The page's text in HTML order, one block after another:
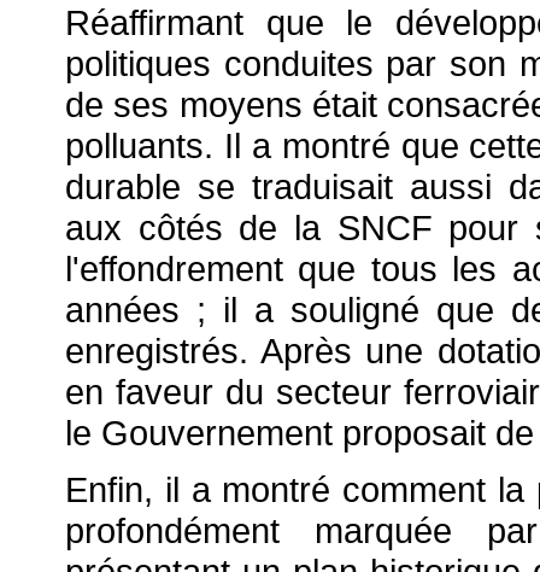
Réaffirmant que le
politiques conduites par son
de ses moyens était
polluants. Il a montré que
durable se traduisait aussi
aux côtés de la SNCF pour
l'effondrement que tous les
années ; il a souligné que
enregistrés. Après une
en faveur du secteur
le Gouvernement proposait
Enfin, il a montré comment
profondément marquée